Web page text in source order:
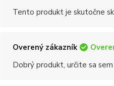
Tento produkt je skutočne
Overený zákazník
Dobrý produkt, určite sa